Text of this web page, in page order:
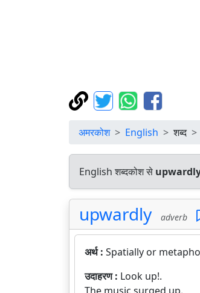
अमरकोश English शब्द
English शब्दकोश से
upwardly adverb
अर्थ : Spatially or
उदाहरण : Look up!.